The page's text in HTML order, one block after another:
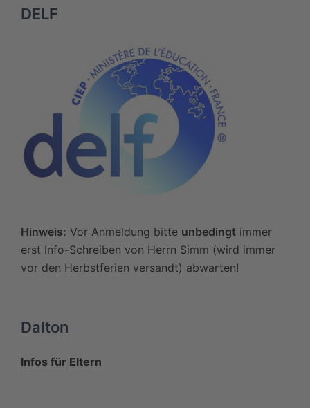
DELF
Hinweis: Vor Anmeldung bitte unbedingt immer
erst Info-Schreiben von Herrn Simm (wird immer
vor den Herbstferien versandt) abwarten!
Dalton
Infos für Eltern